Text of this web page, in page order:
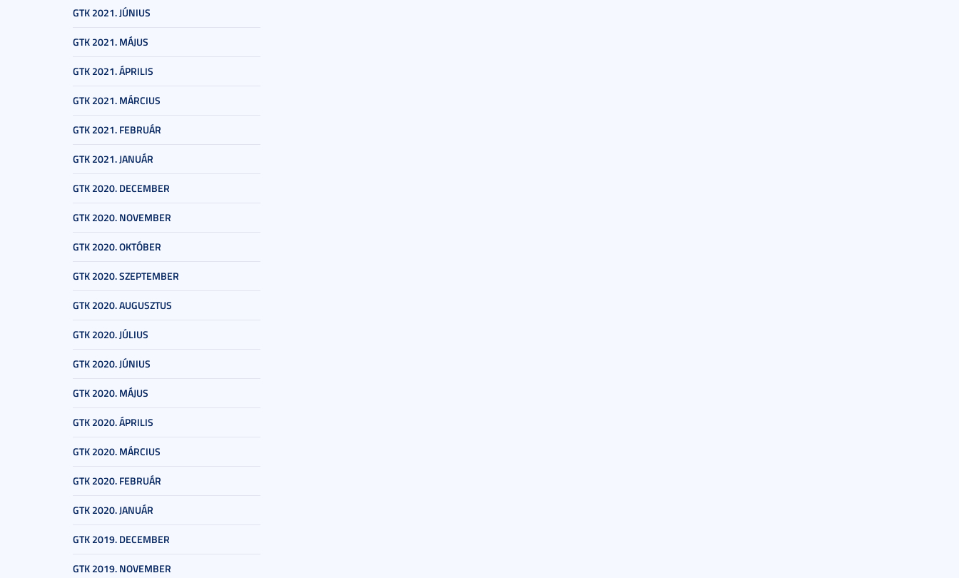
GTK 2021. JÚNIUS
GTK 2021. MÁJUS
GTK 2021. ÁPRILIS
GTK 2021. MÁRCIUS
GTK 2021. FEBRUÁR
GTK 2021. JANUÁR
GTK 2020. DECEMBER
GTK 2020. NOVEMBER
GTK 2020. OKTÓBER
GTK 2020. SZEPTEMBER
GTK 2020. AUGUSZTUS
GTK 2020. JÚLIUS
GTK 2020. JÚNIUS
GTK 2020. MÁJUS
GTK 2020. ÁPRILIS
GTK 2020. MÁRCIUS
GTK 2020. FEBRUÁR
GTK 2020. JANUÁR
GTK 2019. DECEMBER
GTK 2019. NOVEMBER